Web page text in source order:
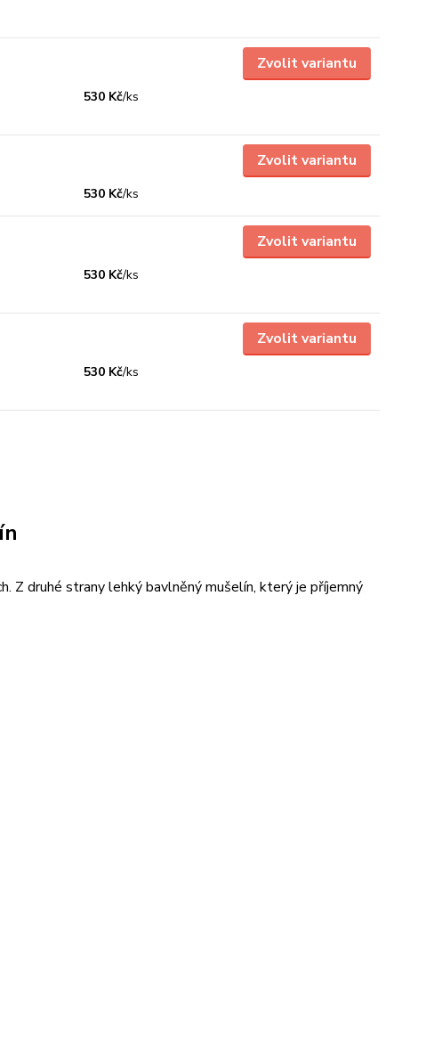
530 Kč/ks
Zvolit variantu
530 Kč/ks
Zvolit variantu
530 Kč/ks
Zvolit variantu
530 Kč/ks
Zvolit variantu
Z druhé strany lehký bavlněný mušelín, který je příjemný